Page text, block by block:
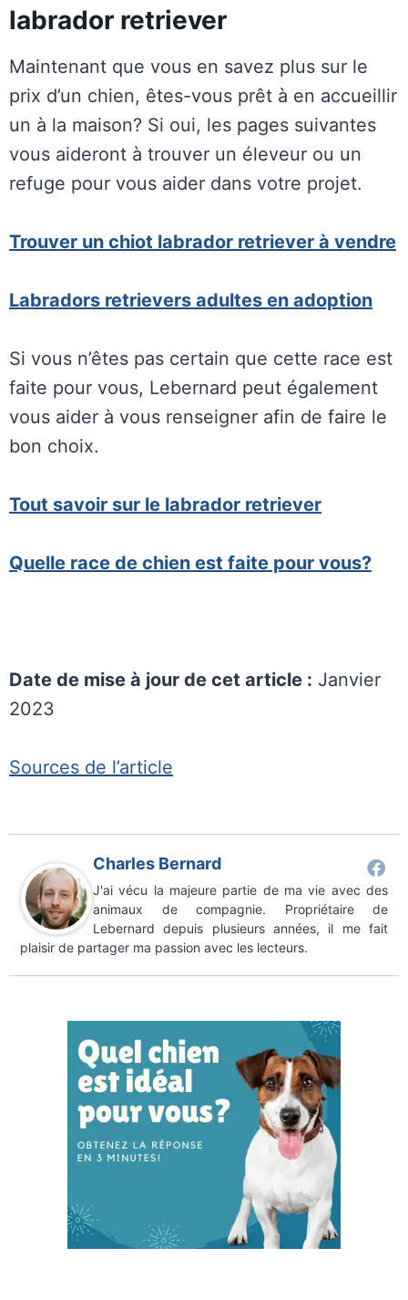
labrador retriever
Maintenant que vous en savez plus sur le
prix d’un chien, êtes-vous prêt à en accueillir
un à la maison? Si oui, les pages suivantes
vous aideront à trouver un éleveur ou un
refuge pour vous aider dans votre projet.
Trouver un chiot labrador retriever à vendre
Labradors retrievers adultes en adoption
Si vous n’êtes pas certain que cette race est
faite pour vous, Lebernard peut également
vous aider à vous renseigner afin de faire le
bon choix.
Tout savoir sur le labrador retriever
Quelle race de chien est faite pour vous?
Date de mise à jour de cet article : Janvier
2023
Sources de l’article
Charles Bernard
J'ai vécu la majeure partie de ma vie avec des
animaux de compagnie. Propriétaire de
Lebernard depuis plusieurs années, il me fait
plaisir de partager ma passion avec les lecteurs.